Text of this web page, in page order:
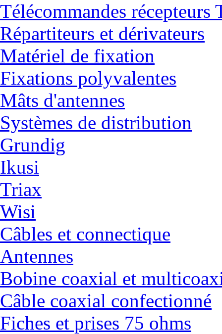
Télécommandes récepteurs
Répartiteurs et dérivateurs
Matériel de fixation
Fixations polyvalentes
Mâts d'antennes
Systèmes de distribution
Grundig
Ikusi
Triax
Wisi
Câbles et connectique
Antennes
Bobine coaxial et
Câble coaxial confectionné
Fiches et prises 75 ohms